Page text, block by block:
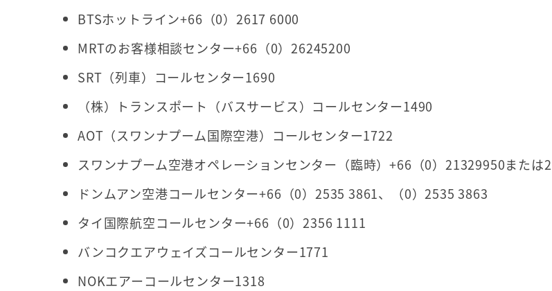
BTSホットライン+66（0）2617 6000
MRTのお客様相談センター+66（0）26245200
SRT（列車）コールセンター1690
（株）トランスポート（バスサービス）コールセンター1490
AOT（スワンナプーム国際空港）コールセンター1722
スワンナプーム空港オペレーションセンター（臨時）+66（0）21329950または2
ドンムアン空港コールセンター+66（0）2535 3861、（0）2535 3863
タイ国際航空コールセンター+66（0）2356 1111
バンコクエアウェイズコールセンター1771
NOKエアーコールセンター1318